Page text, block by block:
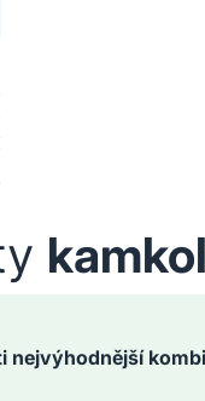
nejvýhodnější